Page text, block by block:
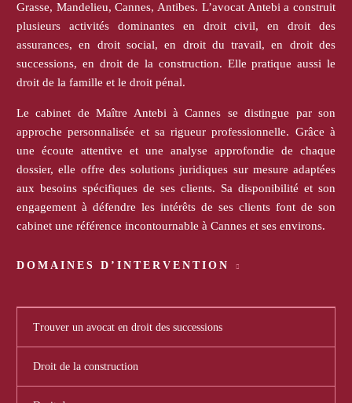
Grasse, Mandelieu, Cannes, Antibes. L’avocat Antebi a construit
plusieurs activités dominantes en droit civil, en droit des
assurances, en droit social, en droit du travail, en droit des
successions, en droit de la construction. Elle pratique aussi le
droit de la famille et le droit pénal.
Le cabinet de Maître Antebi à Cannes se distingue par son
approche personnalisée et sa rigueur professionnelle. Grâce à
une écoute attentive et une analyse approfondie de chaque
dossier, elle offre des solutions juridiques sur mesure adaptées
aux besoins spécifiques de ses clients. Sa disponibilité et son
engagement à défendre les intérêts de ses clients font de son
cabinet une référence incontournable à Cannes et ses environs.
DOMAINES D’INTERVENTION
Trouver un avocat en droit des successions
Droit de la construction